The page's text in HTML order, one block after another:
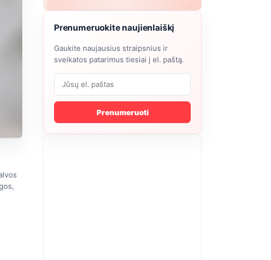
Prenumeruokite naujienlaiškį
Gaukite naujausius straipsnius ir
sveikatos patarimus tiesiai į el. paštą.
Prenumeruoti